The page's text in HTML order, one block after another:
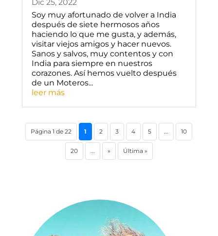
Dic 25, 2022
Soy muy afortunado de volver a India
después de siete hermosos años
haciendo lo que me gusta, y además,
visitar viejos amigos y hacer nuevos.
Sanos y salvos, muy contentos y con
India para siempre en nuestros
corazones. Así hemos vuelto después
de un Moteros...
leer más
Página 1 de 22 1 2 3 4 5 ... 10
20 ... » Última »